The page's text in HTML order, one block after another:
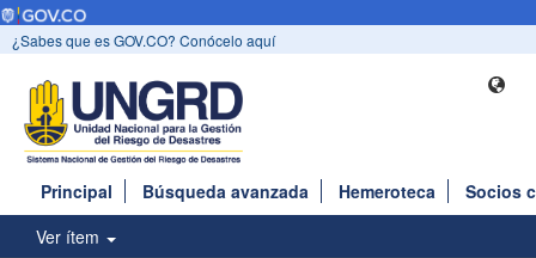
¿Sabes que es GOV.CO? Conócelo aquí
Principal Búsqueda avanzada Hemeroteca
Socios
Ver ítem